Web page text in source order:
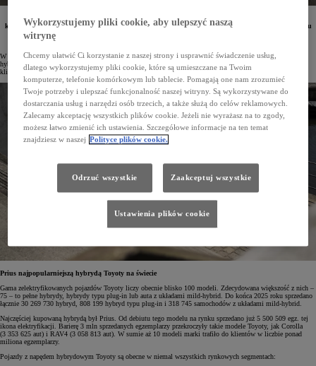
W ciągu niemal 29 lat Toyota sprzedała globalnie ponad 31 mln hybryd. Co piąta z nich została
kupiona w Europie. Najpopularniejszym modelem hybrydowym na świecie był Prius. W przypadku
10 hybryd marki sprzedaż przekroczyła milion egzemplarzy. Gama hybryd Toyoty liczy obecnie
W 1997 roku na rynku zadebiutował Prius. Była to pierwsza Toyota z zelektryfikowanym napędem
hybrydowym, która zapoczątkowała ogromny przełom w motoryzacji. Od tego czasu marka dostarczyła
klientom 31 396 674 hybrydy. W Europie sprzedano 6 168 070 takich aut.
Prius najpopularniejszą hybrydą Toyoty na świecie
Gama zelektryfikowanych pojazdów Toyoty liczy obecnie blisko 100 modeli. Zdecydowana większość z nich –
75 – to pełne hybrydy, hybrydy typu plug-in lub auta z układami mild-hybrid. Do końca 2025 roku sprzedano
łącznie 30 269 730 hybryd, 808 199 hybryd typu plug-in i 318 745 samochodów z układami mild-hybrid.
Najczęściej kupowaną hybrydą był Prius. Od debiutu tego modelu na rynku sprzedano już 5 500 509 egz. tej
ikona elektryfikacji. Barierę 3 mln sprzedanych egzemplarzy przekroczyły takie modele Toyoty, jak Corolla
(3 353 625 aut) i RAV4 (3 058 813 aut). W sumie aż 10 modeli marki trafiło do klientów w liczbie ponad
miliona egzemplarzy.
Pojazdy z napędem hybrydowym Toyoty są obecne w niemal wszystkich rynkowych segmentach:
Wykorzystujemy pliki cookie, aby ulepszyć naszą
witrynę
Chcemy ułatwić Ci korzystanie z naszej strony i usprawnić świadczenie usług,
dlatego wykorzystujemy pliki cookie, które są umieszczane na Twoim
komputerze, telefonie komórkowym lub tablecie. Pomagają one nam zrozumieć
Twoje potrzeby i ulepszać funkcjonalność naszej witryny. Są wykorzystywane do
dostarczania usług i narzędzi osób trzecich, a także służą do celów reklamowych.
Zalecamy akceptację wszystkich plików cookie. Jeżeli nie wyrażasz na to zgody,
możesz łatwo zmienić ich ustawienia. Szczegółowe informacje na ten temat
znajdziesz w naszej Polityce plików cookie.
Odrzuć wszystkie Zaakceptuj wszystkie
Ustawienia plików cookie